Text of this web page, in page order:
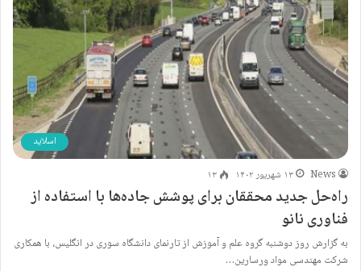
اسلاید
News
۱۳ شهریور ۱۴۰۲ ۱۳
راه‌حل جدید محققان برای پوشش جاده‌ها با استفاده از
فناوری نانو
به گزارش روز دوشنبه گروه علم و آموزش از تارنمای دانشگاه سوری در انگلیس، با همکاری
شرکت مهندسی مواد ورسارین…